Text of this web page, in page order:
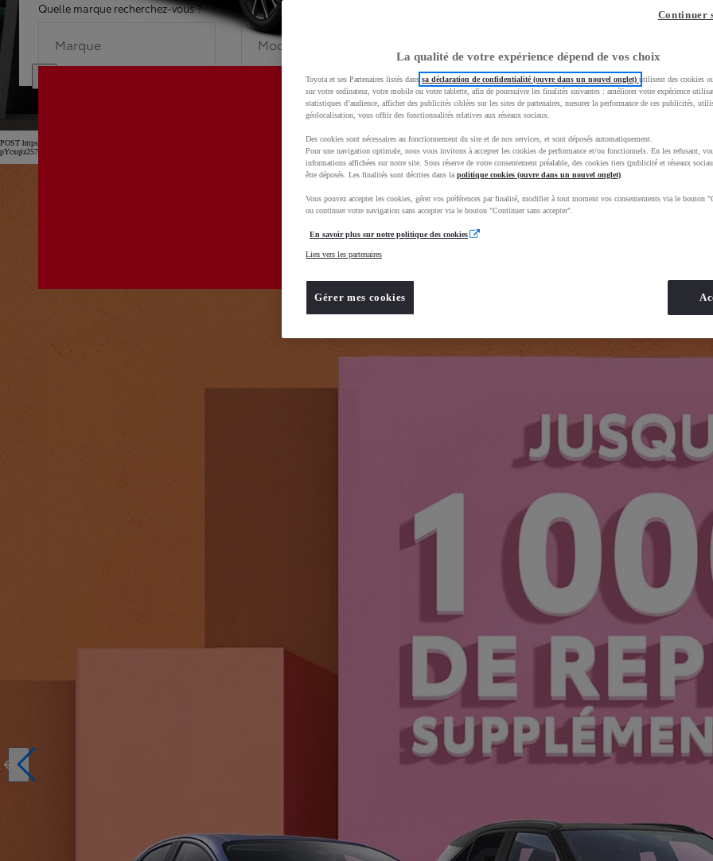
Quelle marque recherchez-vous ?
Marque
Quel modèle recherchez-vous ?
Modèle
Dans quelle
POST https://usc-webcomponents.toyota-europe.com/v1/car-filter-header/fr/fr?carFilter=used&brand=toyota&uscEnv=production&useGlobalStore=true&gclid=CjwKCAjwhNbTBhB4EiwAsFSg-
pYcxqtz257uljGAm
La qualité de votre expérience dépend de vos choix
Toyota et ses Partenaires listés dans sa déclaration de confidentialité (ouvre dans un nouvel onglet) utilisent des cookies
sur votre ordinateur, votre mobile ou votre tablette, afin de poursuivre les finalités suivantes : améliorer votre expérience
statistiques d’audience, afficher des publicités ciblées sur les sites de partenaires, mesurer la performance de ces publicités,
géolocalisation, vous offrir des fonctionnalités relatives aux réseaux sociaux.
Des cookies sont nécessaires au fonctionnement du site et de nos services, et sont déposés automatiquement.
Pour une navigation optimale, nous vous invitons à accepter les cookies de performance et/ou fonctionnels. En les refusant,
informations affichées sur notre site. Sous réserve de votre consentement préalable, des cookies tiers (publicité et réseaux
être déposés. Les finalités sont décrites dans la politique cookies (ouvre dans un nouvel onglet)
Vous pouvez accepter les cookies, gérer vos préférences par finalité, modifier à tout moment vos consentements via le bouton
ou continuer votre navigation sans accepter via le bouton "Continuer sans accepter".
En savoir plus sur notre politique des cookies
Lien vers les partenaires
Gérer mes cookies
Continuer